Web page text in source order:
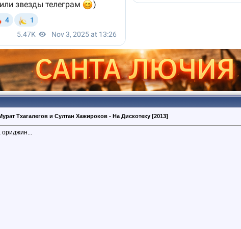
Тхагалегов и Султан Хажироков - На Дискотеку [2013]
ориджин...